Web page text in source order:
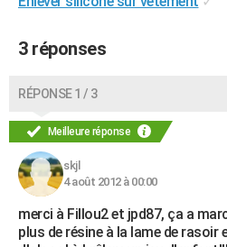
AVIS DE DÉCÈS
FORUM
3 réponses
RÉPONSE 1 / 3
Meilleure réponse
skjl
4 août 2012 à 00:00
merci à Fillou2 et jpd87, ça a
plus de résine à la lame de